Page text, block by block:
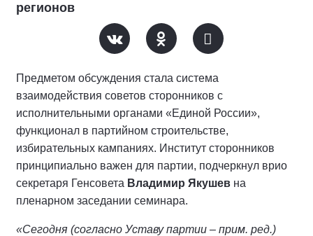
регионов
Предметом обсуждения стала система
взаимодействия советов сторонников с
исполнительными органами «Единой России»,
функционал в партийном строительстве,
избирательных кампаниях. Институт сторонников
принципиально важен для партии, подчеркнул врио
секретаря Генсовета Владимир Якушев на
пленарном заседании семинара.
«Сегодня (согласно Уставу партии – прим. ред.)